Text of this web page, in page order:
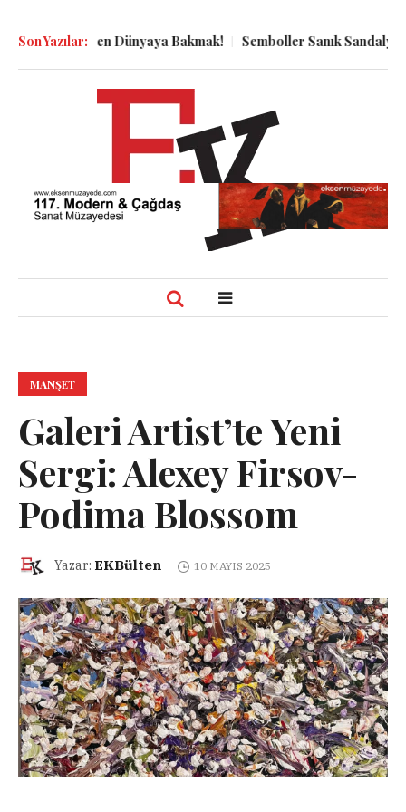
Son Yazılar:
Dibinden Dünyaya Bakmak! Semboller Sanık
MANŞET
Galeri Artist’te Yeni
Sergi: Alexey Firsov-
Podima Blossom
Yazar: EKBülten 10 MAYIS 2025